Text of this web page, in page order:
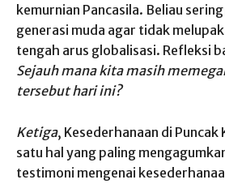
kemurnian Pancasila. Beliau
generasi muda agar tidak
tengah arus globalisasi. Refleksi
Sejauh mana kita masih
tersebut hari ini?
Ketiga, Kesederhanaan di Puncak
satu hal yang paling
testimoni mengenai